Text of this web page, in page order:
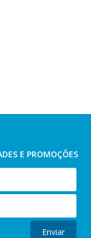
E PROMOÇÕES
Enviar